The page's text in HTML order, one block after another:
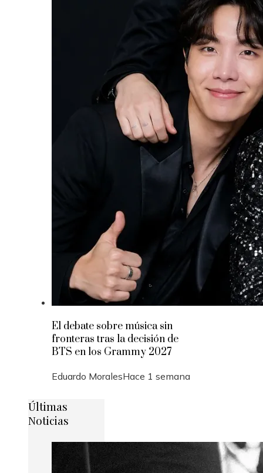
El debate sobre música sin
fronteras tras la decisión de
BTS en los Grammy 2027
Eduardo MoralesHace 1 semana
Últimas
Noticias